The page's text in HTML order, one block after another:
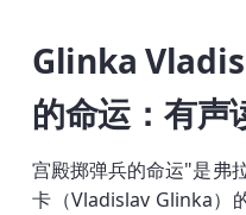
Glinka
的命运：有声
宫殿掷弹兵的命运"是弗
卡（Vladislav Glinka）